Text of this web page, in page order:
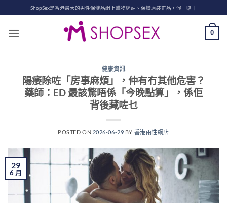
to
content
ShopSex是香港最大的男性保健品網上購物網站、保證原裝正品，假一賠十
0
健康資訊
陽痿除咗「房事麻煩」，仲有冇其他危害？
藥師：ED 最該驚唔係「今晚點算」，係佢
背後藏咗乜
POSTED ON 2026-06-29 BY 香港兩性網店
29
6 月